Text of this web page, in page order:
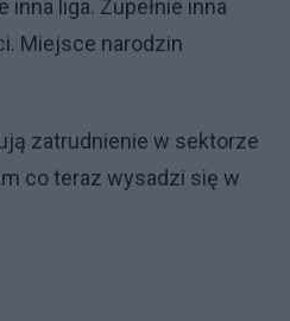
inna liga. Zupełnie inna
Miejsce narodzin
zatrudnienie w sektorze
co teraz wysadzi się w